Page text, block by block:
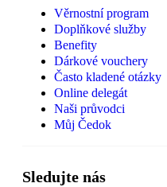
Věrnostní program
Doplňkové služby
Benefity
Dárkové vouchery
Často kladené otázky
Online delegát
Naši průvodci
Můj Čedok
Sledujte nás